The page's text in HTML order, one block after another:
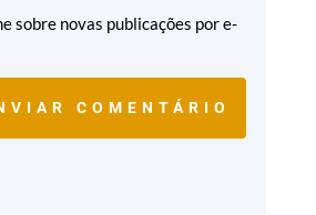
sobre novas publicações por e-
COMENTÁRIO